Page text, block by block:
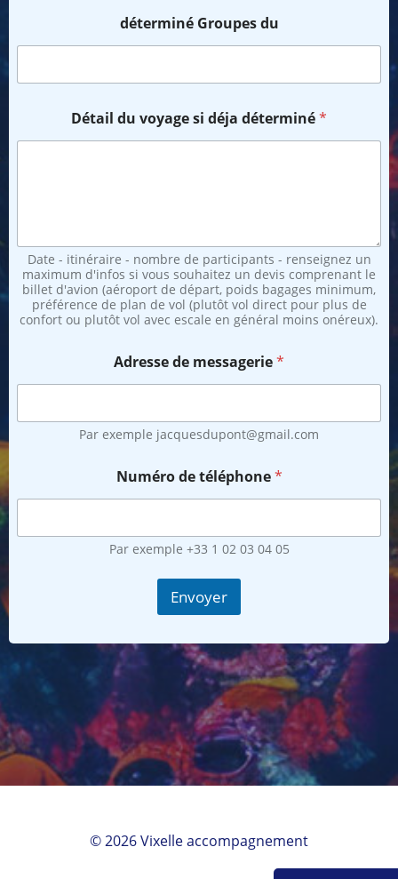
déterminé Groupes du
Détail du voyage si déja déterminé*
Date - itinéraire - nombre de participants - renseignez un
maximum d'infos si vous souhaitez un devis comprenant le
billet d'avion (aéroport de départ, poids bagages minimum,
préférence de plan de vol (plutôt vol direct pour plus de
confort ou plutôt vol avec escale en général moins onéreux).
Adresse de messagerie*
Par exemple jacquesdupont@gmail.com
Numéro de téléphone*
Par exemple +33 1 02 03 04 05
Envoyer
© 2026 Vixelle accompagnement